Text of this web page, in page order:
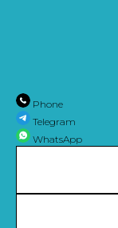
Phone
Telegram
WhatsApp